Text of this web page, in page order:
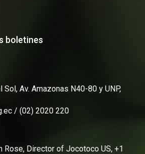
boletines
Av. Amazonas N40-80 y UNP,
/ (02) 2020 220
Rose, Director of Jocotoco US, +1